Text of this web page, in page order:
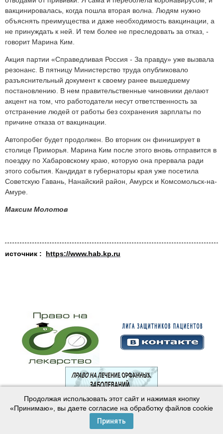
вакцинировалась, когда пошла вторая волна. Людям нужно
объяснять преимущества и даже необходимость вакцинации, а
не принуждать к ней. И тем более не преследовать за отказ, -
говорит Марина Ким.
Акция партии «Справедливая Россия - За правду» уже вызвала
резонанс. В пятницу Министерство труда опубликовало
разъяснительный документ к своему ранее вышедшему
постановлению. В нем правительственные чиновники делают
акцент на том, что работодатели несут ответственность за
отстранение людей от работы без сохранения зарплаты по
причине отказа от вакцинации.
Автопробег будет продолжен. Во вторник он финиширует в
столице Приморья. Марина Ким после этого вновь отправится в
поездку по Хабаровскому краю, которую она прервала ради
этого события. Кандидат в губернаторы края уже посетила
Советскую Гавань, Нанайский район, Амурск и Комсомольск-на-
Амуре.
Максим Молотов
источник : https://www.hab.kp.ru
© 2003—2024 Лига защитников пациентов
Создание сайта — Интернет-студияМайер
Продолжая использовать этот сайт и нажимая кнопку
«Принимаю», вы даете согласие на обработку файлов cookie
Принять